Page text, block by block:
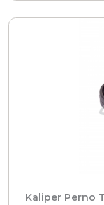
Kaliper Perno